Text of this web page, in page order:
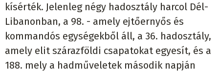
kísérték. Jelenleg négy hadosztály harcol Dél-
Libanonban, a 98. - amely ejtőernyős és
kommandós egységekből áll, a 36. hadosztály,
amely elit szárazföldi csapatokat egyesít, és a
188. mely a hadműveletek második napján